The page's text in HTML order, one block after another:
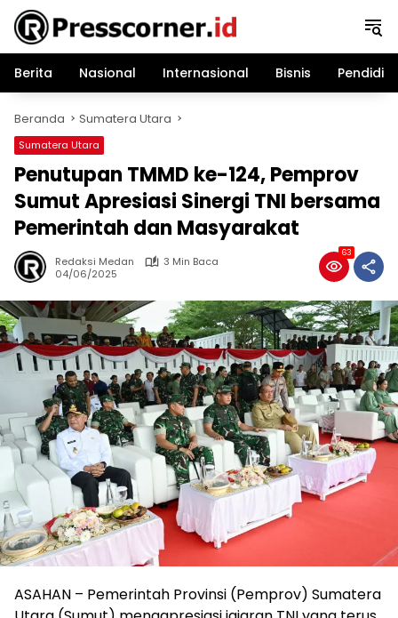
Langsung
konten
Berita
Nasional Internasional Bisnis
Beranda Sumatera Utara
Sumatera Utara
Penutupan TMMD ke-124, Pemprov
Sumut Apresiasi Sinergi TNI bersama
Pemerintah dan Masyarakat
Redaksi Medan
3 Min Baca
04/06/2025
63
ASAHAN – Pemerintah Provinsi (Pemprov) Sumatera